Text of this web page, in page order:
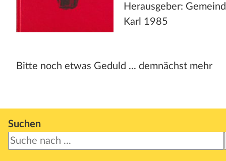
Herausgeber:
Karl 1985
Bitte noch etwas Geduld ... demnächst mehr
Suchen